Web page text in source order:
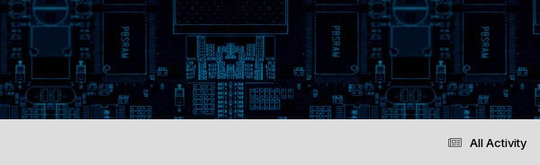
All Activity